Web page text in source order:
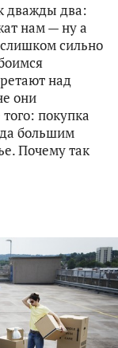
дважды два:
нам — ну а
сильно
над
они
покупка
большим
Почему так